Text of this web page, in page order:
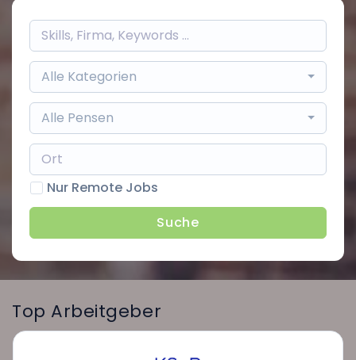
Alle Kategorien
Alle Pensen
Nur Remote Jobs
Suche
Top Arbeitgeber